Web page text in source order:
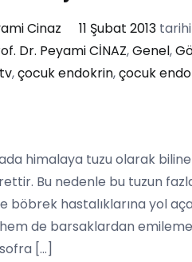
Cinaz 11 Şubat 2013
Dr. Peyami CİNAZ,Genel,
,çocuk endokrin,çocuk
himalaya tuzu olarak
Bu nedenle bu tuzun
böbrek hastalıklarına yol
de barsaklardan
[…]